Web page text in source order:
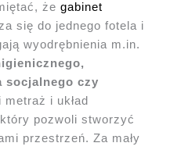
że gabinet
się do jednego fotela i
wyodrębnienia m.in.
socjalnego czy
i układ
pozwoli stworzyć
przestrzeń. Za mały